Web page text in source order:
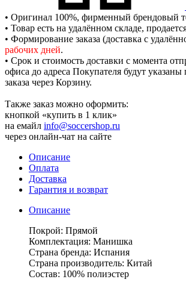
• Оригинал 100%, фирменный брендовый
• Товар есть на удалённом складе,
• Формирование заказа (доставка с
рабочих дней.
• Срок и стоимость доставки с момента
офиса до адреса Покупателя будут
заказа через Корзину.
Также заказ можно оформить:
кнопкой «купить в 1 клик»
на емайл info@soccershop.ru
через онлайн-чат на сайте
Описание
Оплата
Доставка
Гарантия и возврат
Описание
Покрой: Прямой
Комплектация: Манишка
Страна бренда: Испания
Страна производитель: Китай
Состав: 100% полиэстер